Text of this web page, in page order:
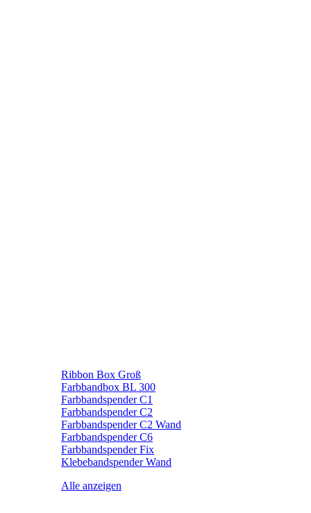
Ribbon Box Groß
Farbbandbox BL 300
Farbbandspender C1
Farbbandspender C2
Farbbandspender C2 Wand
Farbbandspender C6
Farbbandspender Fix
Klebebandspender Wand
Alle anzeigen